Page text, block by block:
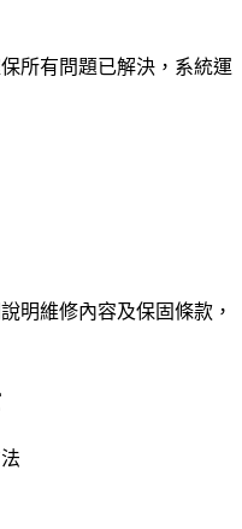
所有問題已解決，系統運
明維修內容及保固條款，